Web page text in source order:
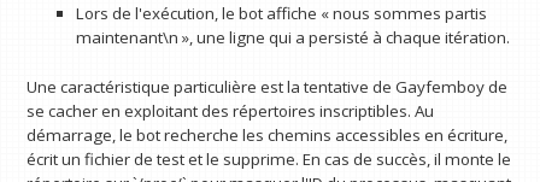
Lors de l'exécution, le bot affiche « nous sommes partis
maintenant\n », une ligne qui a persisté à chaque itération.
Une caractéristique particulière est la tentative de Gayfemboy de
se cacher en exploitant des répertoires inscriptibles. Au
démarrage, le bot recherche les chemins accessibles en écriture,
écrit un fichier de test et le supprime. En cas de succès, il monte le